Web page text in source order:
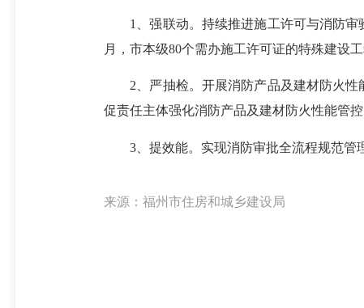
1、强联动。持续推进施工许可与消防审
月，市本级80个需办施工许可证的特殊建设
2、严抽检。开展消防产品及建材防火性能
促责任主体强化消防产品及建材防火性能管控
3、提效能。实现消防审批全流程规范管理
来源：福州市住房和城乡建设局